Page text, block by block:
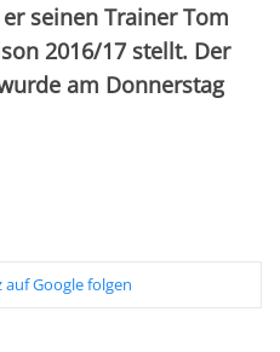
seinen Trainer Tom
2016/17 stellt. Der
am Donnerstag
Google folgen